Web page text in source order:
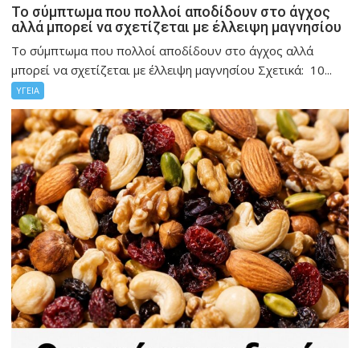
Το σύμπτωμα που πολλοί αποδίδουν στο άγχος
αλλά μπορεί να σχετίζεται με έλλειψη μαγνησίου
Το σύμπτωμα που πολλοί αποδίδουν στο άγχος αλλά
μπορεί να σχετίζεται με έλλειψη μαγνησίου Σχετικά: 10...
ΥΓΕΙΑ